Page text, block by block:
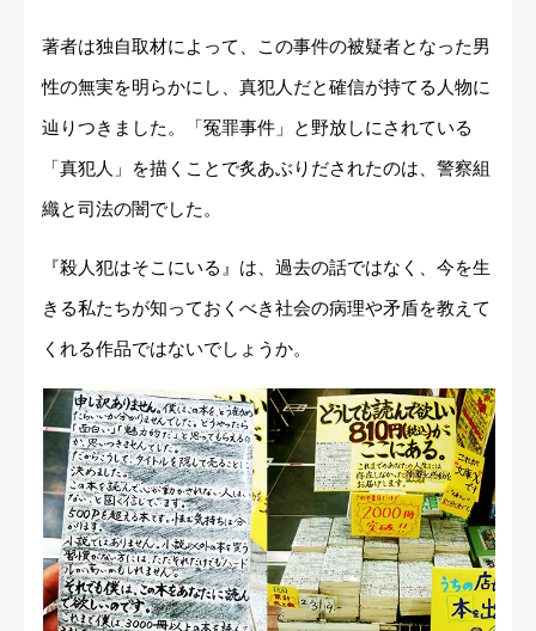
著者は独自取材によって、この事件の被疑者となった男
性の無実を明らかにし、真犯人だと確信が持てる人物に
辿りつきました。「冤罪事件」と野放しにされている
「真犯人」を描くことで炙あぶりだされたのは、警察組
織と司法の闇でした。
『殺人犯はそこにいる』は、過去の話ではなく、今を生
きる私たちが知っておくべき社会の病理や矛盾を教えて
くれる作品ではないでしょうか。